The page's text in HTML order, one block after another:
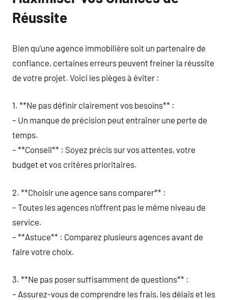
Réussite
Bien qu’une agence immobilière soit un partenaire de
confiance, certaines erreurs peuvent freiner la réussite
de votre projet. Voici les pièges à éviter :
1. **Ne pas définir clairement vos besoins** :
– Un manque de précision peut entraîner une perte de
temps.
– **Conseil** : Soyez précis sur vos attentes, votre
budget et vos critères prioritaires.
2. **Choisir une agence sans comparer** :
– Toutes les agences n’offrent pas le même niveau de
service.
– **Astuce** : Comparez plusieurs agences avant de
faire votre choix.
3. **Ne pas poser suffisamment de questions** :
– Assurez-vous de comprendre les frais, les délais et les